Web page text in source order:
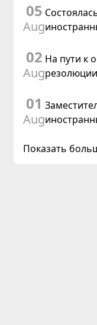
05
Aug
02
Aug
На пути к
01
Aug
старших
Показать